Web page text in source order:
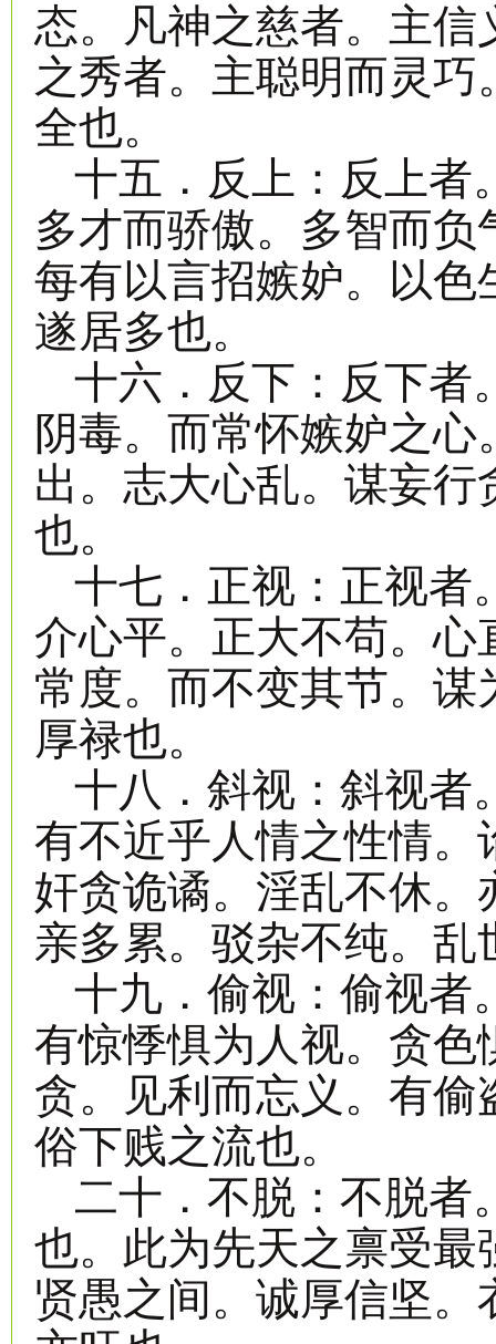
态。凡神之慈者。主
之秀者。主聪明而灵
全也。
十五．反上：反上者
多才而骄傲。多智而
每有以言招嫉妒。以
遂居多也。
十六．反下：反下者
阴毒。而常怀嫉妒之
出。志大心乱。谋妄
也。
十七．正视：正视者
介心平。正大不苟。
常度。而不变其节。
厚禄也。
十八．斜视：斜视者
有不近乎人情之性情
奸贪诡谲。淫乱不休
亲多累。驳杂不纯。
十九．偷视：偷视者
有惊悸惧为人视。贪
贪。见利而忘义。有
俗下贱之流也。
二十．不脱：不脱者
也。此为先天之禀受
贤愚之间。诚厚信坚